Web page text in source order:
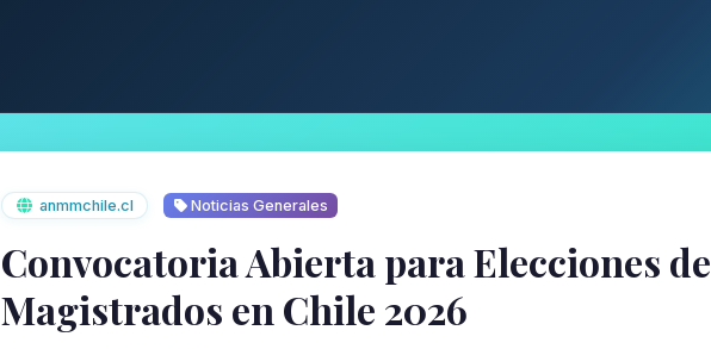
anmmchile.cl Noticias Generales
Convocatoria Abierta para Elecciones de
Magistrados en Chile 2026